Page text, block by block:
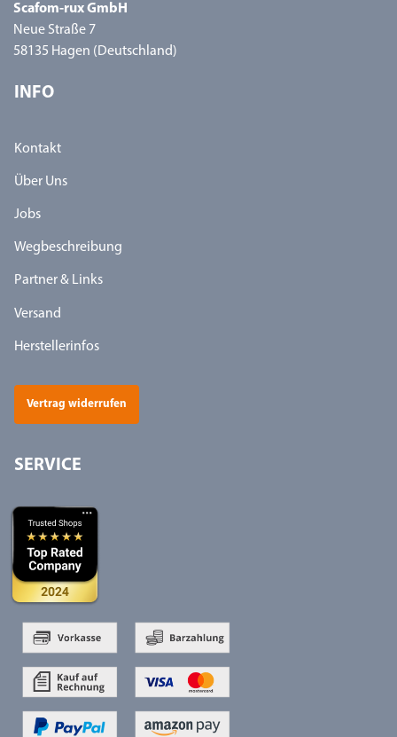
Scafom-rux GmbH
Neue Straße 7
58135 Hagen (Deutschland)
INFO
Kontakt
Über Uns
Jobs
Wegbeschreibung
Partner & Links
Versand
Herstellerinfos
Vertrag widerrufen
SERVICE